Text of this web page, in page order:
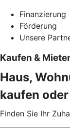
Finanzierung
Förderung
Unsere
Kaufen &
Haus,
kaufen
Finden Sie Ihr